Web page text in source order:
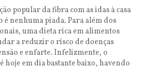
popular da fibra com as idas à casa
é nenhuma piada. Para além dos
uma dieta rica em alimentos
a reduzir o risco de doenças
e enfarte. Infelizmente, o
hoje em dia bastante baixo, havendo